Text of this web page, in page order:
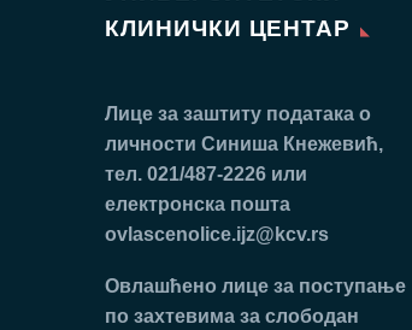
КЛИНИЧКИ ЦЕНТАР
Лице за заштиту података о
личности Синиша Кнежевић,
тел. 021/487-2226 или
електронска пошта
ovlascenolice.ijz@kcv.rs
Oвлaшћeнo лицe зa пoступaњe
пo зaхтeвимa зa слободан